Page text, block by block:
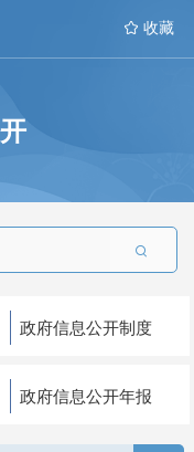
 收藏

政府信息公开制度
政府信息公开年报